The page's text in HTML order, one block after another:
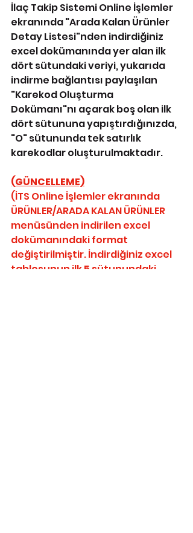
İlaç Takip Sistemi Online İşlemler
ekranında "Arada Kalan Ürünler
Detay Listesi"nden indirdiğiniz
excel dokümanında yer alan ilk
dört sütundaki veriyi, yukarıda
indirme bağlantısı paylaşılan
"Karekod Oluşturma
Dokümanı"nı açarak boş olan ilk
dört sütununa yapıştırdığınızda,
"O" sütununda tek satırlık
karekodlar oluşturulmaktadır.
(GÜNCELLEME)
(İTS Online İşlemler ekranında
ÜRÜNLER/ARADA KALAN ÜRÜNLER
menüsünden indirilen excel
dokümanındaki format
değiştirilmiştir. İndirdiğiniz excel
tablosunun ilk 5 sütunundaki